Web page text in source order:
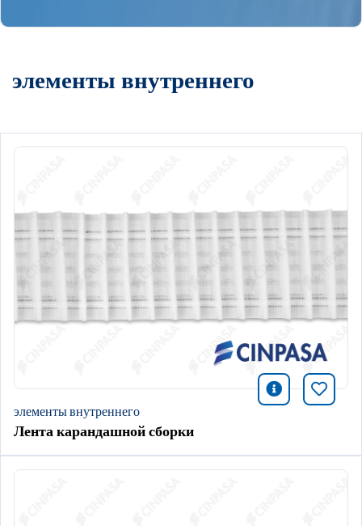
элементы внутреннего
icono
элементы внутреннего
Лента карандашной сборки